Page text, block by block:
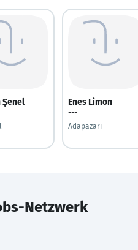
Şenel Enes Limon
---
Adapazarı
Netzwerk